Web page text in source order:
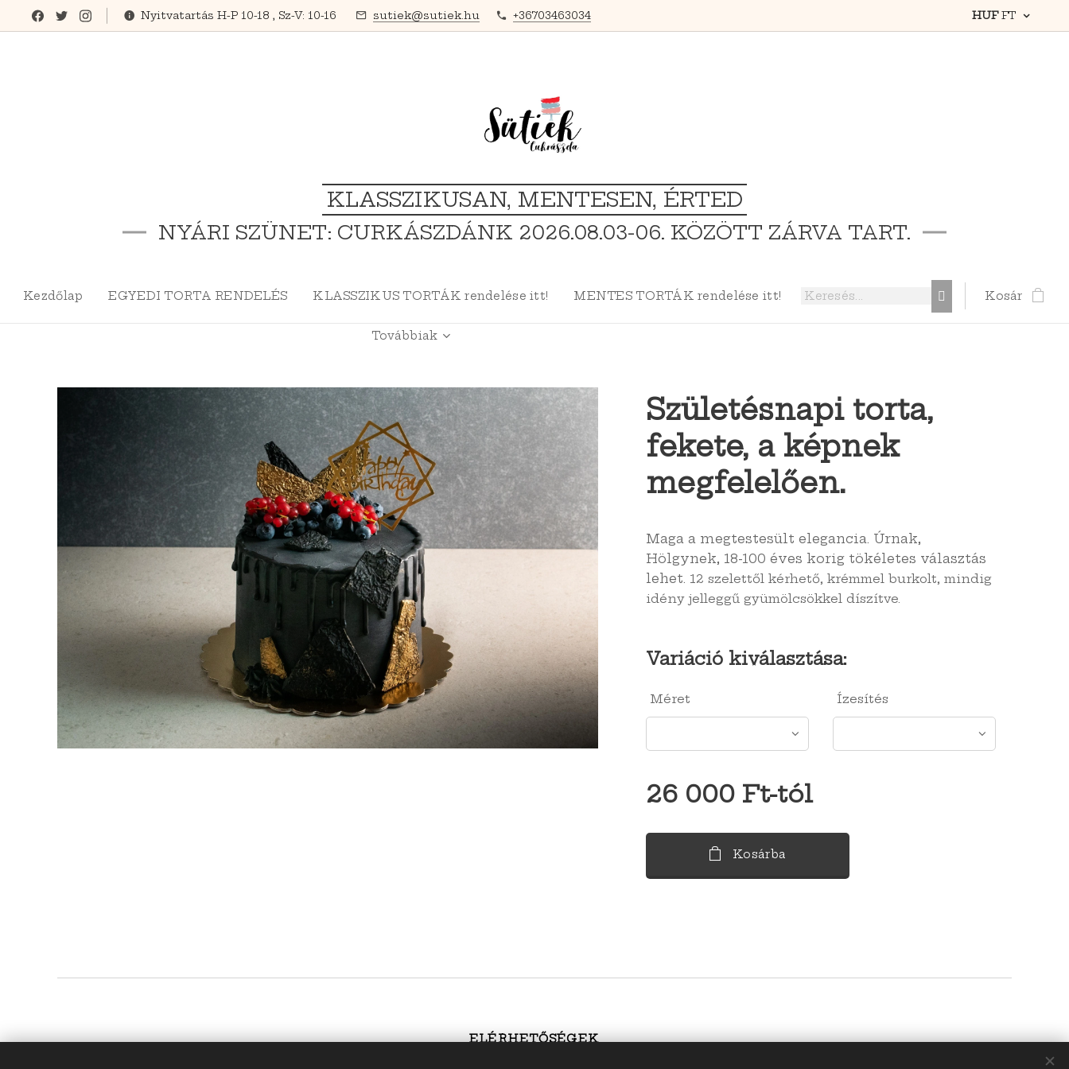
Nyitvatartás H-P 10-18 , Sz-V: 10-16 sutiek@sutiek.hu +36703463034 HUFFT
KLASSZIKUSAN, MENTESEN, ÉRTED
NYÁRI SZÜNET: CURKÁSZDÁNK 2026.08.03-06. KÖZÖTT ZÁRVA TART.
Kezdőlap EGYEDI TORTA RENDELÉS KLASSZIKUS TORTÁK rendelése itt! MENTES TORTÁK rendelése itt!
Továbbiak
Kosár
Születésnapi torta,
fekete, a képnek
megfelelően.
Maga a megtestesült elegancia. Úrnak,
Hölgynek, 18-100 éves korig tökéletes választás
lehet. 12 szelettől kérhető, krémmel burkolt, mindig
idény jelleggű gyümölcsökkel díszítve.
Variáció kiválasztása:
Méret Ízesítés
26 000 Ft-tól
Kosárba
ELÉRHETŐSÉGEK